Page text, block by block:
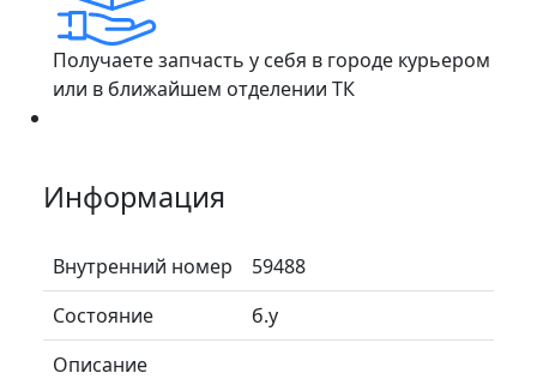
Получаете запчасть у себя в городе курьером
или в ближайшем отделении ТК
Информация
Внутренний номер
59488
Состояние
б.у
Описание